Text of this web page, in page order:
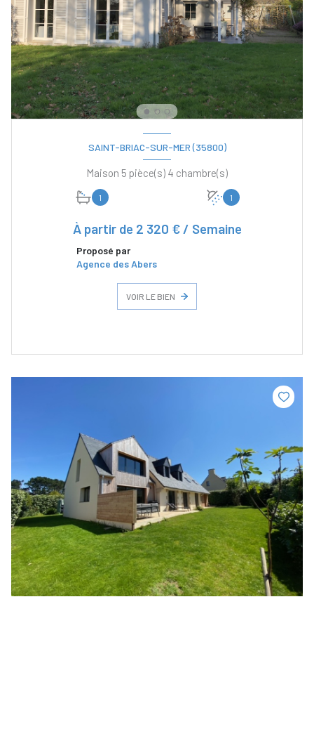
SAINT-BRIAC-SUR-MER (35800)
Maison 5 pièce(s) 4 chambre(s)
1 1
À partir de 2 320 € / Semaine
Proposé par
Agence des Abers
VOIR LE BIEN